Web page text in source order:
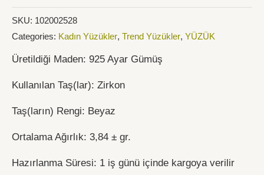
SKU: 102002528
Categories: Kadın Yüzükler, Trend Yüzükler, YÜZÜK
Üretildiği Maden: 925 Ayar Gümüş
Kullanılan Taş(lar): Zirkon
Taş(ların) Rengi: Beyaz
Ortalama Ağırlık: 3,84 ± gr.
Hazırlanma Süresi: 1 iş günü içinde kargoya verilir